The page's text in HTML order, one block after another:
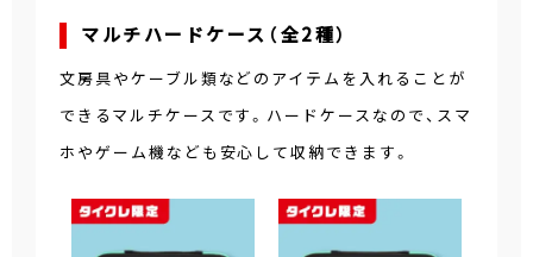
マルチハードケース（全2種）
文房具やケーブル類などのアイテムを入れることが
できるマルチケースです。ハードケースなので、スマ
ホやゲーム機なども安心して収納できます。